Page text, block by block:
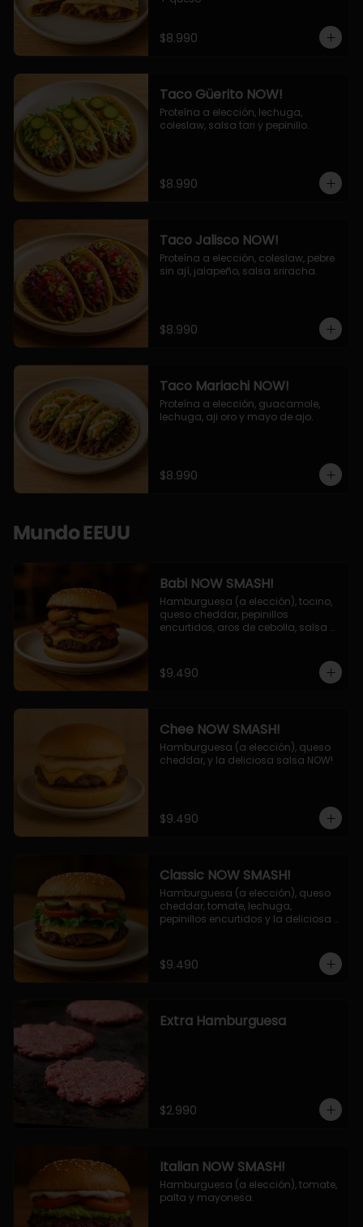
$8.990
Taco Güerito NOW!
Proteína a elección, lechuga,
coleslaw, salsa tari y pepinillo.
$8.990
Taco Jalisco NOW!
Proteína a elección, coleslaw, pebre
sin ají, jalapeño, salsa sriracha.
$8.990
Taco Mariachi NOW!
Proteína a elección, guacamole,
lechuga, aji oro y mayo de ajo.
$8.990
Mundo EEUU
Babi NOW SMASH!
Hamburguesa (a elección), tocino,
queso cheddar, pepinillos
encurtidos, aros de cebolla, salsa
$9.490
Chee NOW SMASH!
Hamburguesa (a elección), queso
cheddar, y la deliciosa salsa NOW!
$9.490
Classic NOW SMASH!
Hamburguesa (a elección), queso
cheddar, tomate, lechuga,
pepinillos encurtidos y la deliciosa
$9.490
Extra Hamburguesa
$2.990
Italian NOW SMASH!
Hamburguesa (a elección), tomate,
palta y mayonesa.